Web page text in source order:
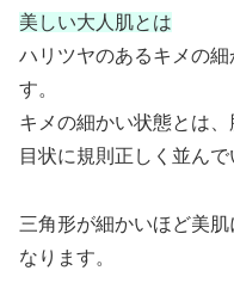
美しい大人肌とは
ハリツヤのあるキメの
す。
キメの細かい状態とは
目状に規則正しく並んで
三角形が細かいほど美
なります。